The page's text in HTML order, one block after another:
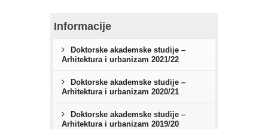
Informacije
Doktorske akademske studije –
Arhitektura i urbanizam 2021/22
Doktorske akademske studije –
Arhitektura i urbanizam 2020/21
Doktorske akademske studije –
Arhitektura i urbanizam 2019/20